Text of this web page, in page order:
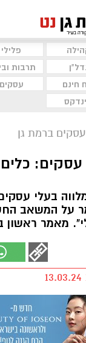
פלילי
תרבות
חינם עסקים
עסקים ברמת גן
עסקים:
בעלי
על המשאב
לי". מאמר ראשון